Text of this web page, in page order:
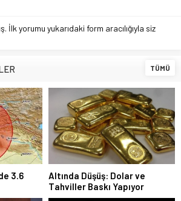
İlk yorumu yukarıdaki form aracılığıyla siz
TÜMÜ
3.6
Altında Düşüş: Dolar ve
Tahviller Baskı Yapıyor